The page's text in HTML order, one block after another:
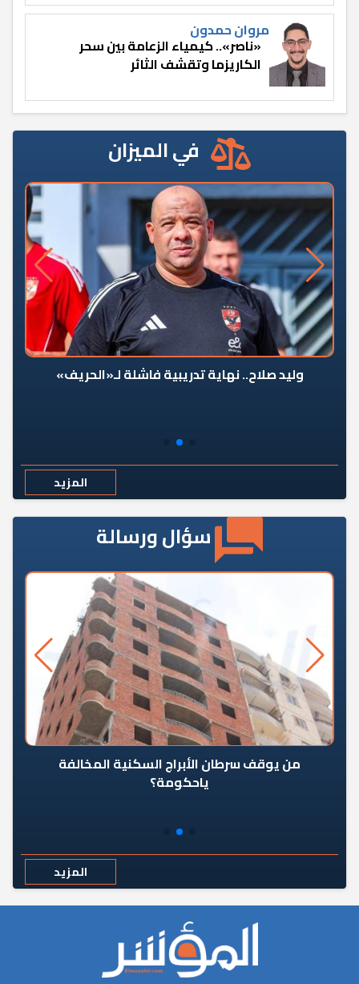
مروان حمدون
«ناصر».. كيمياء الزعامة بين سحر
الكاريزما وتقشف الثائر
في الميزان
وليد صلاح.. نهاية تدريبية فاشلة لـ«الحريف»
المزيد
سؤال ورسالة
من يوقف سرطان الأبراج السكنية المخالفة
ياحكومة؟
المزيد